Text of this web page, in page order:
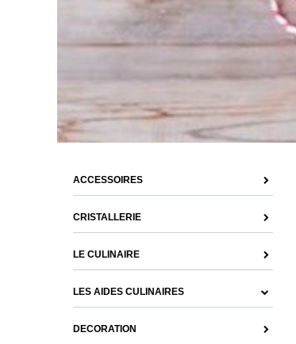
ACCESSOIRES
CRISTALLERIE
LE CULINAIRE
LES AIDES CULINAIRES
DECORATION